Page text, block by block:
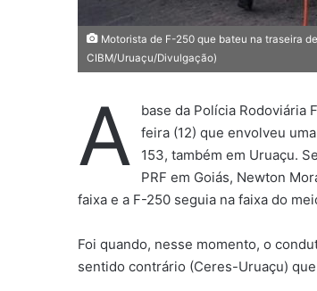
Motorista de F-250 que bateu na traseira
CIBM/Uruaçu/Divulgação)
A
base da Polícia Rodoviária
feira (12) que envolveu
153, também em Uruaçu.
PRF em Goiás, Newton
faixa e a F-250 seguia na faixa do
Foi quando, nesse momento, o
sentido contrário (Ceres-Uruaçu)